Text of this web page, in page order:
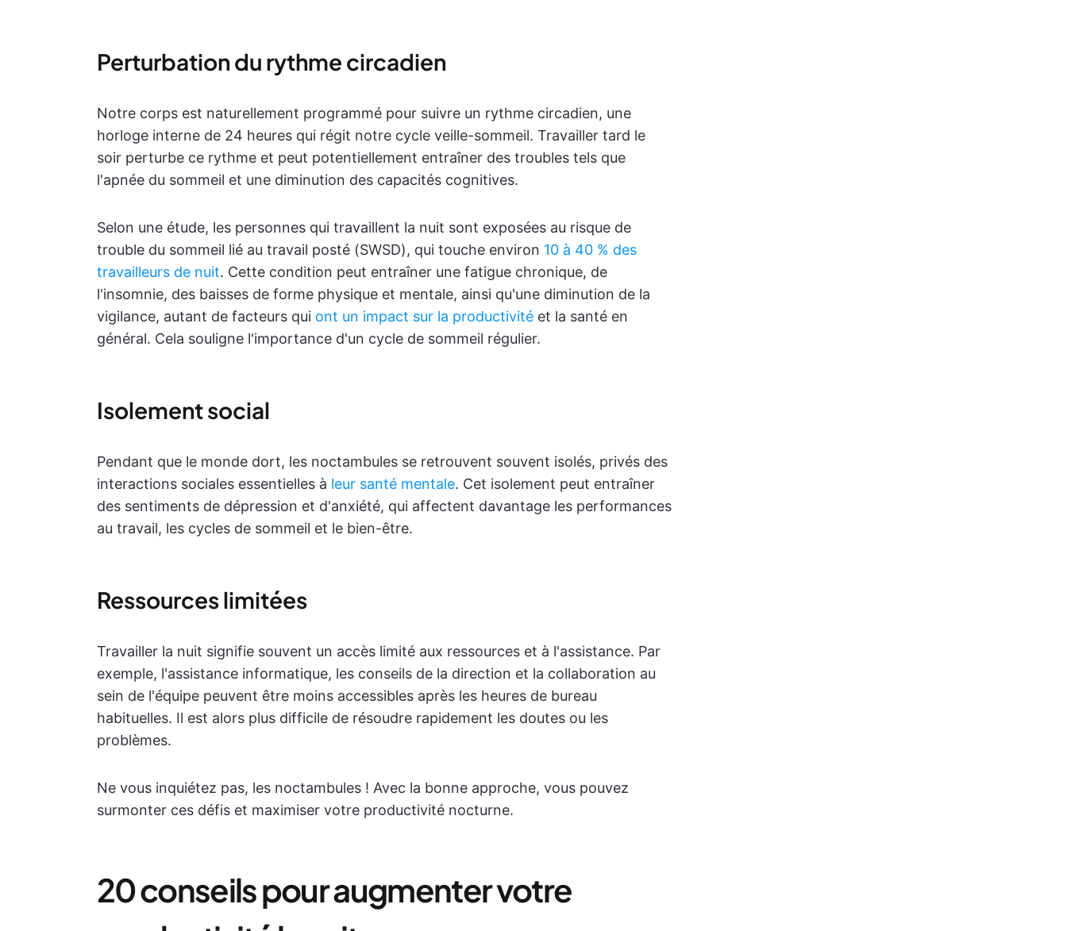
Perturbation du rythme circadien
Notre corps est naturellement programmé pour suivre un rythme circadien, une
horloge interne de 24 heures qui régit notre cycle veille-sommeil. Travailler tard le
soir perturbe ce rythme et peut potentiellement entraîner des troubles tels que
l'apnée du sommeil et une diminution des capacités cognitives.
Selon une étude, les personnes qui travaillent la nuit sont exposées au risque de
trouble du sommeil lié au travail posté (SWSD), qui touche environ 10 à 40 % des
travailleurs de nuit. Cette condition peut entraîner une fatigue chronique, de
l'insomnie, des baisses de forme physique et mentale, ainsi qu'une diminution de la
vigilance, autant de facteurs qui ont un impact sur la productivité et la santé en
général. Cela souligne l'importance d'un cycle de sommeil régulier.
Isolement social
Pendant que le monde dort, les noctambules se retrouvent souvent isolés, privés des
interactions sociales essentielles à leur santé mentale. Cet isolement peut entraîner
des sentiments de dépression et d'anxiété, qui affectent davantage les performances
au travail, les cycles de sommeil et le bien-être.
Ressources limitées
Travailler la nuit signifie souvent un accès limité aux ressources et à l'assistance. Par
exemple, l'assistance informatique, les conseils de la direction et la collaboration au
sein de l'équipe peuvent être moins accessibles après les heures de bureau
habituelles. Il est alors plus difficile de résoudre rapidement les doutes ou les
problèmes.
Ne vous inquiétez pas, les noctambules ! Avec la bonne approche, vous pouvez
surmonter ces défis et maximiser votre productivité nocturne.
20 conseils pour augmenter votre